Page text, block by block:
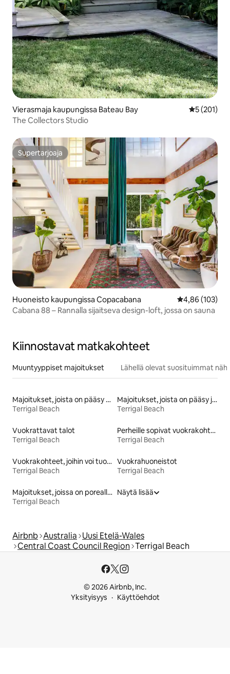
Vierasmaja kaupungissa Bateau Bay
5 (201)
The Collectors Studio
Supertarjoaja
Supertarjoaja
Huoneisto kaupungissa Copacabana
4,86 (103)
Cabana 88 – Rannalla sijaitseva design-loft, jossa on sauna
Kiinnostavat matkakohteet
Muuntyyppiset majoitukset Lähellä olevat suosituimmat
Majoitukset, joista on pääsy rannalle
Terrigal Beach
Majoitukset, joista on pääsy järvelle
Terrigal Beach
Vuokrattavat talot
Terrigal Beach
Perheille sopivat vuokrakohteet
Terrigal Beach
Vuokrakohteet, joihin voi tuoda lemmikin
Terrigal Beach
Vuokrahuoneistot
Terrigal Beach
Majoitukset, joissa on poreallas
Terrigal Beach
Näytä lisää
Airbnb Australia Uusi Etelä-Wales
Central Coast Council Region Terrigal Beach
© 2026 Airbnb, Inc.
Yksityisyys
Käyttöehdot